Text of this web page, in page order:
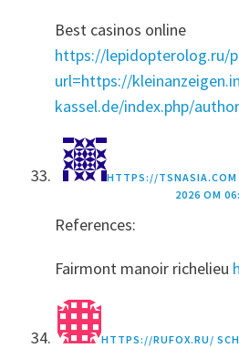
Best casinos online
https://lepidopterolog.ru/
url=https://
kassel.de/index.php/
HTTPS://TSNASIA.COM
2026 OM
References:
Fairmont manoir richelieu
HTTPS://RUFOX.RU/